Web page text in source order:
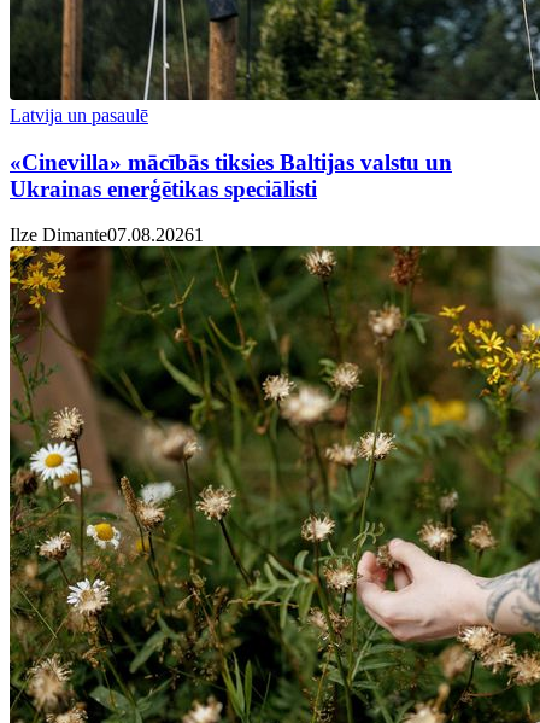
Latvija un pasaulē
«Cinevilla» mācībās tiksies Baltijas valstu un
Ukrainas enerģētikas speciālisti
Ilze Dimante07.08.20261